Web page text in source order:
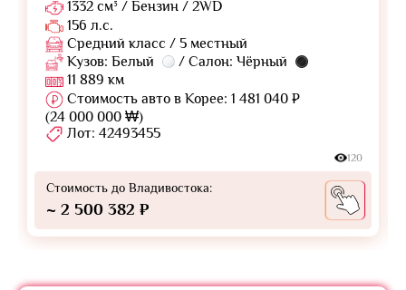
1332 см³ / Бензин / 2WD
156 л.с.
Средний класс / 5 местный
Кузов: Белый
/ Салон: Чёрный
11 889 км
Стоимость авто в Корее: 1 481 040 ₽
(24 000 000 ₩)
Лот: 42493455
120
Стоимость до Владивостока:
~ 2 500 382 ₽